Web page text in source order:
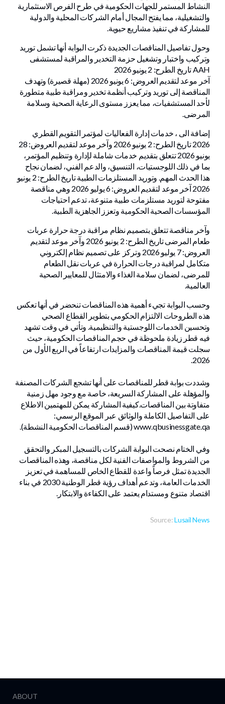
النشاط المستمر للجهات الحكومية في طرح الفرص الاستثمارية
والتشغيلية، مما يفتح المجال أمام الشركات المحلية والدولية
للمشاركة في تنفيذ مشاريع حيوية.
وحول تفاصيل المناقصات الجديدة ذكرت البوابة أنها تشمل توريد
وتركيب واختبار وتشغيل حزمة التخدير والمراقبة لمستشفى
AAH تاريخ الطرح: 2 يونيو 2026
آخر موعد لتقديم العروض: 6 يونيو 2026 (مهلة قصيرة) وتهدف
المناقصة إلى توريد وتركيب أنظمة تخدير ومراقبة طبية متطورة
لأحد المستشفيات، مما يعزز مستوى الرعاية الصحية وسلامة
المرضى.
إضافة الى ، خدمات إدارة الفعاليات لمؤتمر التقويم القطري
2026 تاريخ الطرح: 2 يونيو 2026 وآخر موعد لتقديم العروض: 28
يونيو 2026 تتعلق بتقديم خدمات شاملة لإدارة وتنظيم المؤتمر،
بما في ذلك اللوجستيات، التنسيق، والدعم الفني، لضمان نجاح
هذا الحدث المهم. وتوريد المستلزمات الطبية تاريخ الطرح: 2 يونيو
2026 آخر موعد لتقديم العروض: 6 يوليو 2026 وهي مناقصة
مفتوحة لتوريد مستلزمات طبية متنوعة، تدعم احتياجات
المؤسسات الصحية الحكومية وتعزز الجاهزية الطبية.
وآخر مناقصة تتعلق بتصميم نظام مراقبة درجة حرارة عربات
طعام المرضى تاريخ الطرح: 2 يونيو 2026 وآخر موعد لتقديم
العروض: 7 يوليو 2026 وتركز على تصميم نظام إلكتروني
متكامل لمراقبة درجات الحرارة في عربات نقل الطعام
للمرضى، لضمان سلامة الغذاء والامتثال للمعايير الصحية
العالمية.
وحسب البوابة تجيء أهمية هذه المناقصات تنحضر في أنها تعكس
هذه الطروحات الالتزام الحكومي بتطوير القطاع الصحي
وتحسين الخدمات اللوجستية والتنظيمية. وتأتي في وقت تشهد
فيه قطر زيادة ملحوظة في حجم المناقصات الحكومية، حيث
سجلت قيمة المناقصات والمزايدات ارتفاعاً في الربع الأول من
2026.
وشددت بوابة قطر للمناقصات على أنها تشجع الشركات المصنفة
والمؤهلة على المشاركة السريعة، خاصة مع وجود مهل زمنية
متفاوتة بين المناقصات.كيفية المشاركة يمكن للمهتمين الاطلاع
على التفاصيل الكاملة والوثائق عبر الموقع الرسمي:
www.qbusinessgate.qa (قسم المناقصات الحكومية النشطة).
وفي الختام نصحت البوابة الشركات بالتسجيل المبكر والتحقق
من الشروط والمواصفات الفنية لكل مناقصة، وهذه المناقصات
الجديدة تمثل فرصاً واعدة للقطاع الخاص للمساهمة في تعزيز
الخدمات العامة، وتدعم أهداف رؤية قطر الوطنية 2030 في بناء
اقتصاد متنوع ومستدام يعتمد على الكفاءة والابتكار.
Source:Lusail News
ABOUT